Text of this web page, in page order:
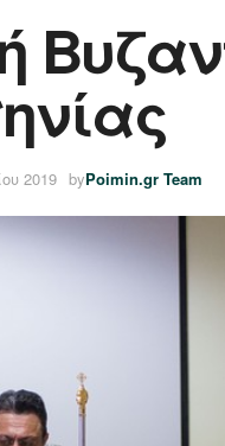
2019 byPoimin.gr Team